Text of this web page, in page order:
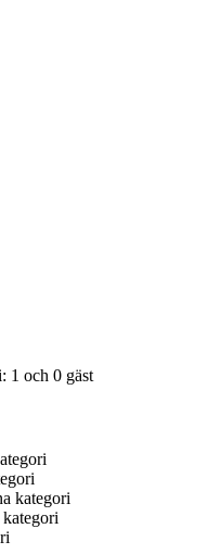
1 och 0 gäst
kategori